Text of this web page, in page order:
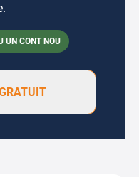
UN CONT NOU